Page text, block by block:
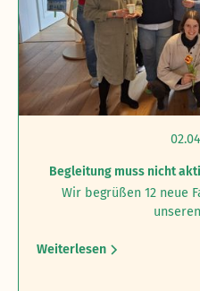
Begleitung muss nicht
Wir begrüßen 12 neue
Weiterlesen